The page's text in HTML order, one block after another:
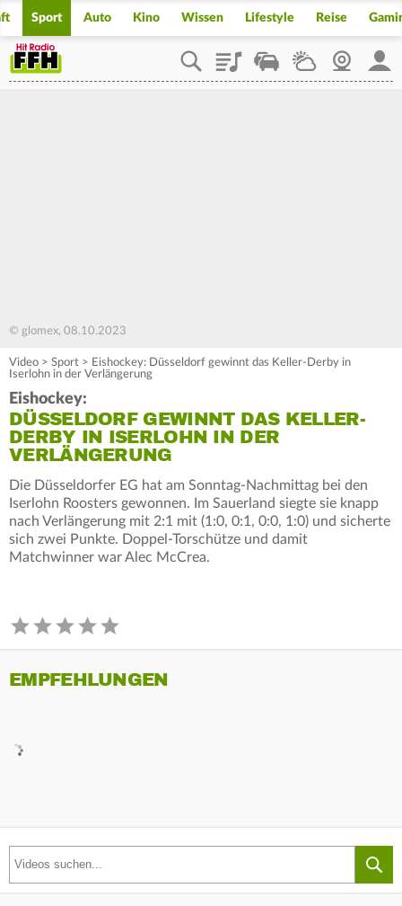
Sport Auto Kino Wissen Lifestyle Reise
PlaylistStaupilotWetterWebcam
© glomex, 08.10.2023
Video > Sport > Eishockey: Düsseldorf gewinnt das Keller-Derby in
Iserlohn in der Verlängerung
Eishockey:
DÜSSELDORF GEWINNT DAS KELLER-
DERBY IN ISERLOHN IN DER
VERLÄNGERUNG
Die Düsseldorfer EG hat am Sonntag-Nachmittag bei den
Iserlohn Roosters gewonnen. Im Sauerland siegte sie knapp
nach Verlängerung mit 2:1 mit (1:0, 0:1, 0:0, 1:0) und sicherte
sich zwei Punkte. Doppel-Torschütze und damit
Matchwinner war Alec McCrea.
EMPFEHLUNGEN